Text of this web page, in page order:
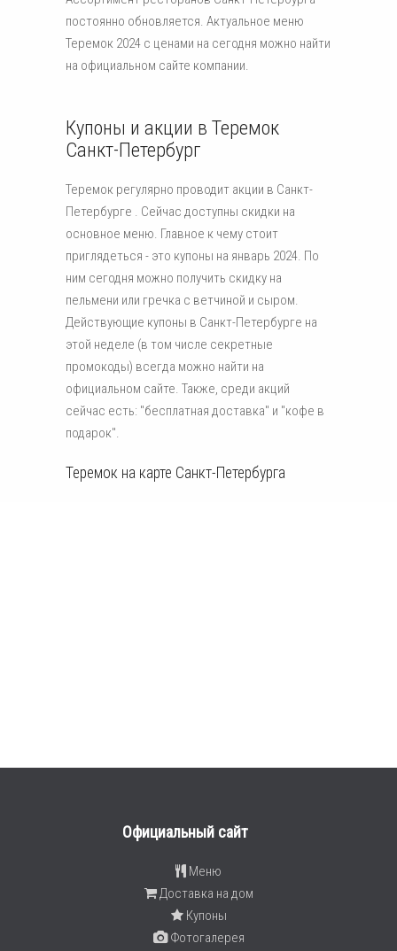
постоянно обновляется. Актуальное меню
Теремок 2024 с ценами на сегодня можно найти
на официальном сайте компании.
Купоны и акции в Теремок
Санкт-Петербург
Теремок регулярно проводит акции в Санкт-
Петербурге . Сейчас доступны скидки на
основное меню. Главное к чему стоит
приглядеться - это купоны на январь 2024. По
ним сегодня можно получить скидку на
пельмени или гречка с ветчиной и сыром.
Действующие купоны в Санкт-Петербурге на
этой неделе (в том числе секретные
промокоды) всегда можно найти на
официальном сайте. Также, среди акций
сейчас есть: "бесплатная доставка" и "кофе в
подарок".
Теремок на карте Санкт-Петербурга
Официальный сайт
Меню
Доставка на дом
Купоны
Фотогалерея